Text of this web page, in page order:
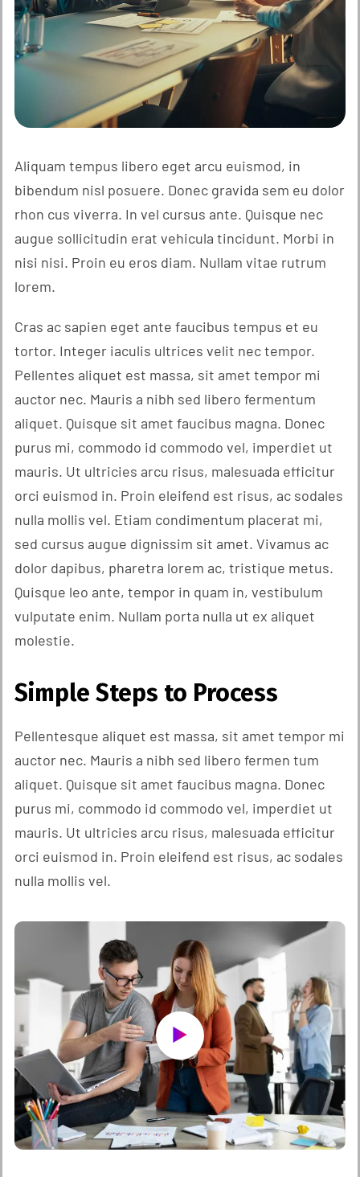
Aliquam tempus libero eget arcu euismod, in
bibendum nisl posuere. Donec gravida sem eu dolor
rhon cus viverra. In vel cursus ante. Quisque nec
augue sollicitudin erat vehicula tincidunt. Morbi in
nisi nisi. Proin eu eros diam. Nullam vitae rutrum
lorem.
Cras ac sapien eget ante faucibus tempus et eu
tortor. Integer iaculis ultrices velit nec tempor.
Pellentes aliquet est massa, sit amet tempor mi
auctor nec. Mauris a nibh sed libero fermentum
aliquet. Quisque sit amet faucibus magna. Donec
purus mi, commodo id commodo vel, imperdiet ut
mauris. Ut ultricies arcu risus, malesuada efficitur
orci euismod in. Proin eleifend est risus, ac sodales
nulla mollis vel. Etiam condimentum placerat mi,
sed cursus augue dignissim sit amet. Vivamus ac
dolor dapibus, pharetra lorem ac, tristique metus.
Quisque leo ante, tempor in quam in, vestibulum
vulputate enim. Nullam porta nulla ut ex aliquet
molestie.
Simple Steps to Process
Pellentesque aliquet est massa, sit amet tempor mi
auctor nec. Mauris a nibh sed libero fermen tum
aliquet. Quisque sit amet faucibus magna. Donec
purus mi, commodo id commodo vel, imperdiet ut
mauris. Ut ultricies arcu risus, malesuada efficitur
orci euismod in. Proin eleifend est risus, ac sodales
nulla mollis vel.